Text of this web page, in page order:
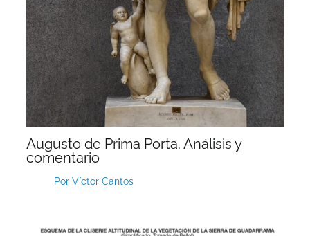
Augusto de Prima Porta. Análisis y
comentario
Por Víctor Cantos